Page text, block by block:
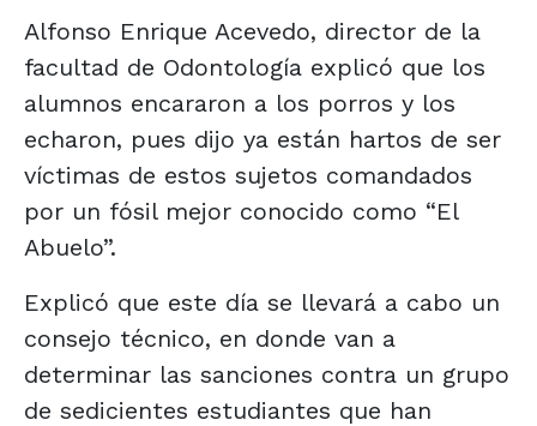
Alfonso Enrique Acevedo, director de la
facultad de Odontología explicó que los
alumnos encararon a los porros y los
echaron, pues dijo ya están hartos de ser
víctimas de estos sujetos comandados
por un fósil mejor conocido como “El
Abuelo”.
Explicó que este día se llevará a cabo un
consejo técnico, en donde van a
determinar las sanciones contra un grupo
de sedicientes estudiantes que han